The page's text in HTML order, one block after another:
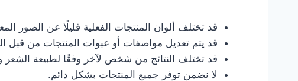
قد تختلف ألوان المنتجات الفعلية قليلًا عن الصور
قد يتم تعديل مواصفات أو عبوات المنتجات من قبل
قد تختلف النتائج من شخص لآخر وفقًا لطبيعة الشعر
لا نضمن توفر جميع المنتجات بشكل دائم.